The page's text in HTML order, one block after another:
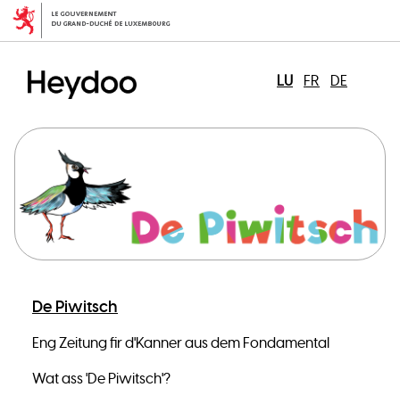
Skip
content
LU FR DE
De Piwitsch
Eng Zeitung fir d'Kanner aus dem Fondamental
Wat ass 'De Piwitsch'?